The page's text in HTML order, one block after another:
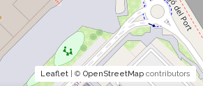
Leaflet | © OpenStreetMap contributors